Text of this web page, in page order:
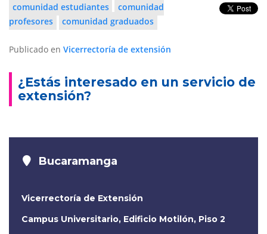
comunidad estudiantes
comunidad
profesores
comunidad graduados
Publicado en Vicerrectoría de extensión
¿Estás interesado en un servicio de
extensión?
Bucaramanga
Vicerrectoría de Extensión
Campus Universitario, Edificio Motilón, Piso 2